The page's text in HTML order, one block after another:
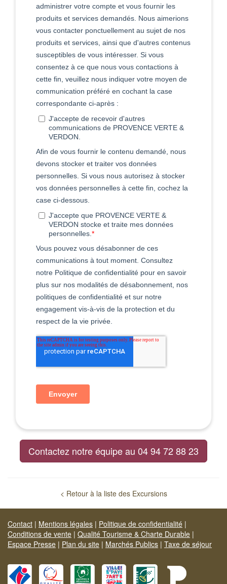
Contactez notre équipe au 04 94 72 88 23
< Retour à la liste des Excursions
Contact | Mentions légales | Politique de confidentialité |
Conditions de vente | Qualité Tourisme & Charte Durable |
Espace Presse | Plan du site | Marchés Publics | Taxe de séjour